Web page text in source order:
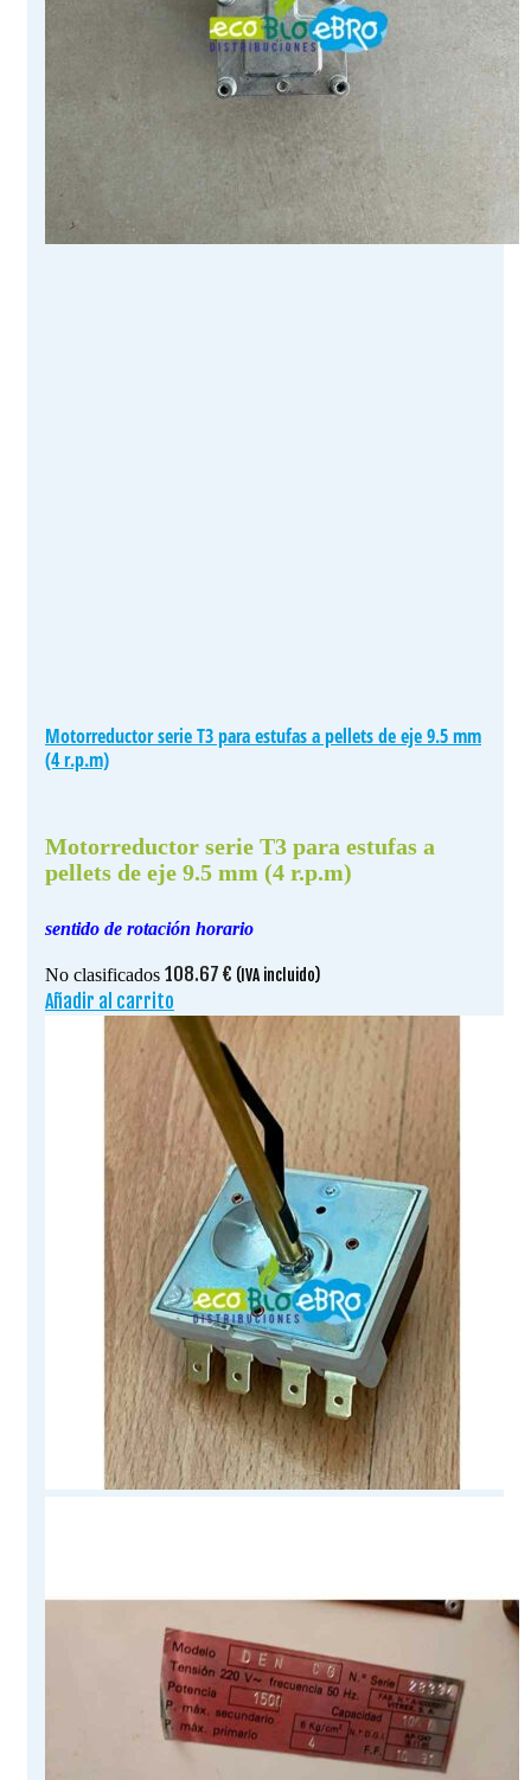
Motorreductor serie T3 para estufas a pellets de eje 9.5 mm
(4 r.p.m)
Motorreductor serie T3 para estufas a
pellets de eje 9.5 mm (4 r.p.m)
sentido de rotación horario
No clasificados 108.67 € (IVA incluido)
Añadir al carrito